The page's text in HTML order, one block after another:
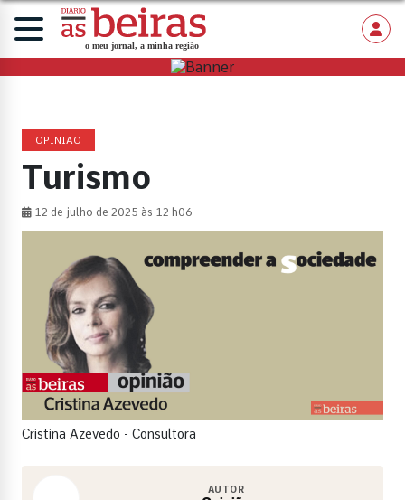
OPINIAO
Turismo
12 de julho de 2025 às 12 h06
Cristina Azevedo - Consultora
AUTOR